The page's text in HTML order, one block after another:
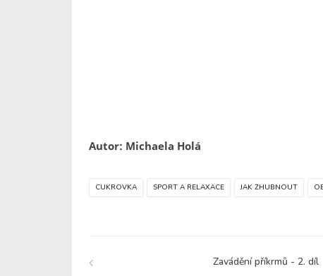
Autor: Michaela Holá
CUKROVKA SPORT A RELAXACE JAK ZHUBNOUT
Zavádění příkrmů - 2. díl